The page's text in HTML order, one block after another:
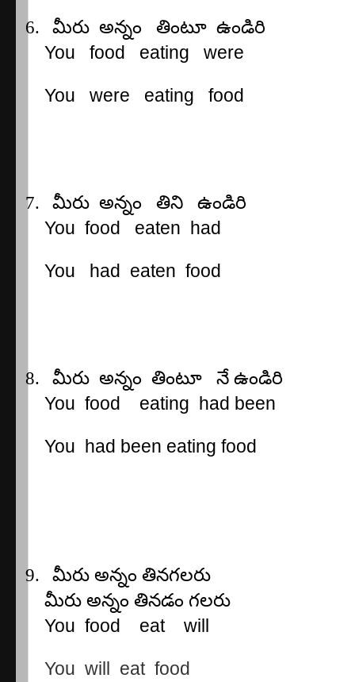
6. మీరు అన్నం తింటూ ఉండిరి
You
food eating were
You were eating food
7. మీరు అన్నం తిని
ఉండిరి
You food eaten had
You had eaten food
8. మీరు అన్నం తింటూ నే ఉండిరి
You food eating had been
You had been eating food
9. మీరు అన్నం తినగలరు
మీరు అన్నం తినడం గలరు
You food eat will
You will eat food